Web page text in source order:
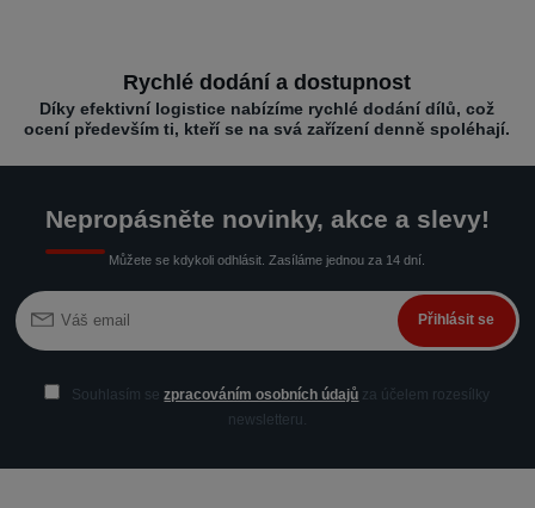
Rychlé dodání a dostupnost
Díky efektivní logistice nabízíme rychlé dodání dílů, což
ocení především ti, kteří se na svá zařízení denně spoléhají.
Nepropásněte novinky, akce a slevy!
Můžete se kdykoli odhlásit. Zasíláme jednou za 14 dní.
Přihlásit se
Souhlasím sezpracováním osobních údajů za účelem rozesílky
newsletteru.